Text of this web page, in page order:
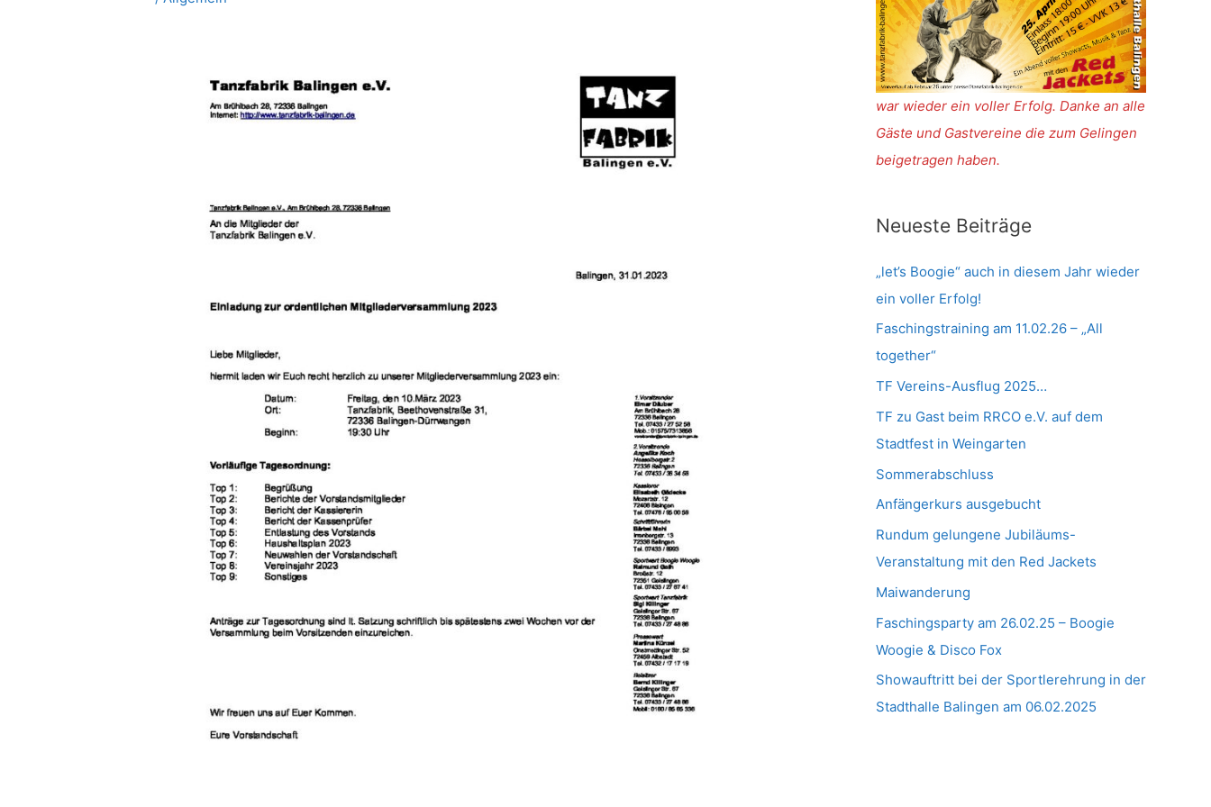
war wieder ein voller Erfolg. Danke an alle
Gäste und Gastvereine die zum Gelingen
beigetragen haben.
Neueste Beiträge
„let’s Boogie“ auch in diesem Jahr wieder
ein voller Erfolg!
Faschingstraining am 11.02.26 – „All
together“
TF Vereins-Ausflug 2025…
TF zu Gast beim RRCO e.V. auf dem
Stadtfest in Weingarten
Sommerabschluss
Anfängerkurs ausgebucht
Rundum gelungene Jubiläums-
Veranstaltung mit den Red Jackets
Maiwanderung
Faschingsparty am 26.02.25 – Boogie
Woogie & Disco Fox
Showauftritt bei der Sportlerehrung in der
Stadthalle Balingen am 06.02.2025